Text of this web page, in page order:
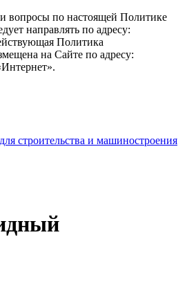
вопросы по настоящей Политике
направлять по адресу:
Политика
на Сайте по адресу:
строительства и машиностроения